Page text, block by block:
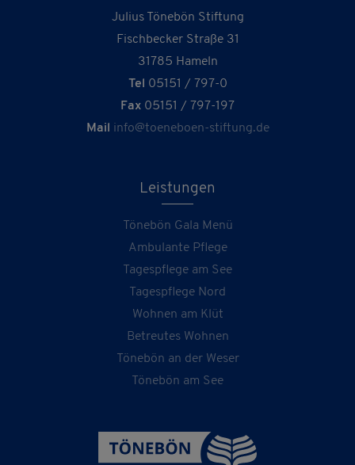
Julius Tönebön Stiftung
Fischbecker Straße 31
31785 Hameln
Tel
05151 / 797-0
Fax 05151 / 797-197
Mail
info@toeneboen-stiftung.de
Leistungen
Tönebön Gala Menü
Ambulante Pflege
Tagespflege am See
Tagespflege Nord
Wohnen am Klüt
Betreutes Wohnen
Tönebön an der Weser
Tönebön am See